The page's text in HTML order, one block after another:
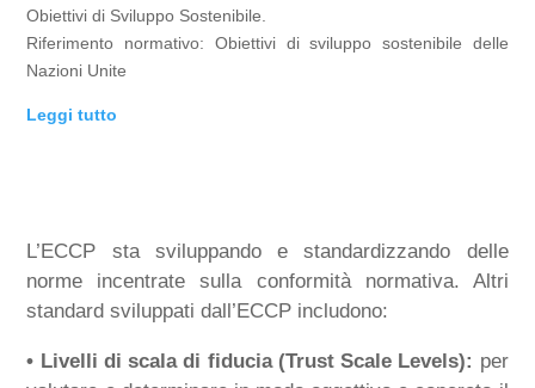
Obiettivi di Sviluppo Sostenibile.
Riferimento normativo: Obiettivi di sviluppo sostenibile delle
Nazioni Unite
Leggi tutto
L’ECCP sta sviluppando e standardizzando delle
norme incentrate sulla conformità normativa. Altri
standard sviluppati dall’ECCP includono:
• Livelli di scala di fiducia (Trust Scale Levels): per